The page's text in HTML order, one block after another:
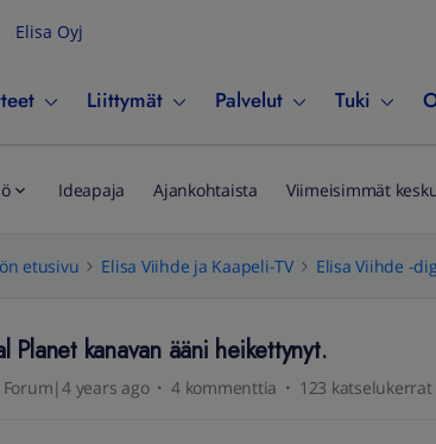
Elisa Oyj
Liittymät Palvelut Tuki
Ideapaja Ajankohtaista Viimeisimmät
etusivu Elisa Viihde ja Kaapeli-TV Elisa Viihde -
Planet kanavan ääni heikettynyt.
years ago 4 kommenttia 123 katselukerrat